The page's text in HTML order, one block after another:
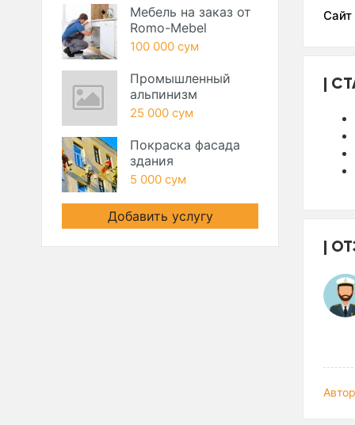
Сайт
Мебель на заказ от
Romo-Mebel
100 000 сум
Промышленный
альпинизм
25 000 сум
Покраска фасада
здания
5 000 сум
Добавить услугу